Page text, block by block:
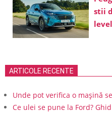
stii
level
ARTICOLE RECENTE
Unde pot verifica o mașină
Ce ulei se pune la Ford?